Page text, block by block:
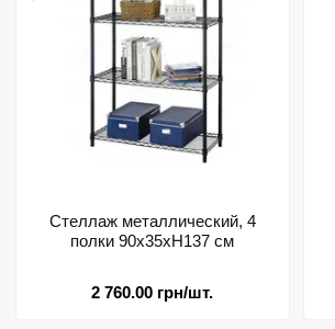
Стеллаж металлический, 4
полки 90х35хН137 см
2 760.00 грн/шт.